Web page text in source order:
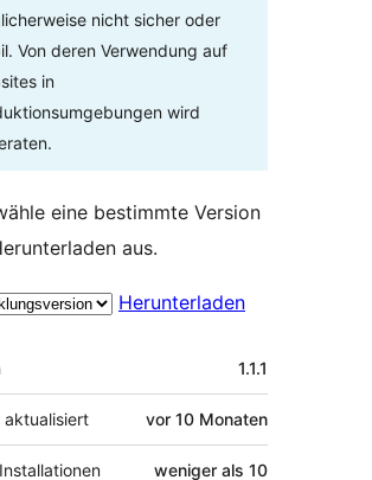
nicht sicher oder
Von deren Verwendung auf
in
wird
eine bestimmte Version
aus.
Herunterladen
1.1.1
vor 10 Monaten
weniger als 10